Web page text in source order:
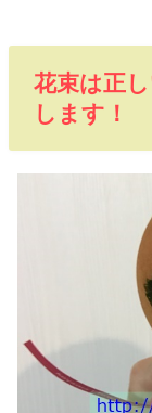
花束は正
します！